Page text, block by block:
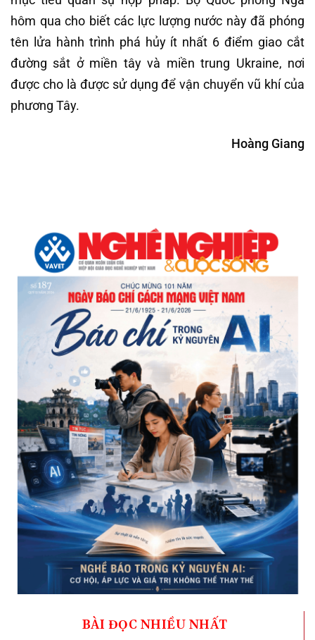
hôm qua cho biết các lực lượng nước này đã phóng
tên lửa hành trình phá hủy ít nhất 6 điểm giao cắt
đường sắt ở miền tây và miền trung Ukraine, nơi
được cho là được sử dụng để vận chuyển vũ khí của
phương Tây.
Hoàng Giang
BÀI ĐỌC NHIỀU NHẤT